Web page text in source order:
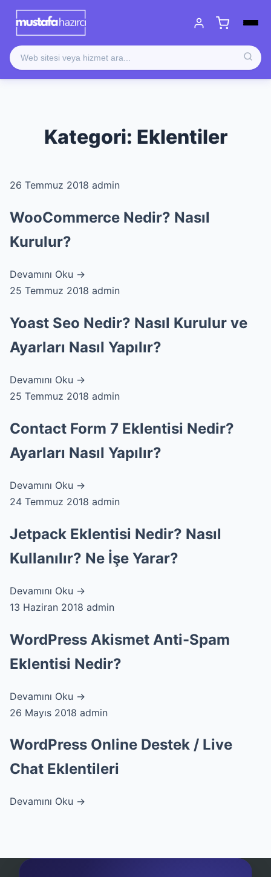
Kategori: Eklentiler
26 Temmuz 2018 admin
WooCommerce Nedir? Nasıl
Kurulur?
Devamını Oku →
25 Temmuz 2018 admin
Yoast Seo Nedir? Nasıl Kurulur ve
Ayarları Nasıl Yapılır?
Devamını Oku →
25 Temmuz 2018 admin
Contact Form 7 Eklentisi Nedir?
Ayarları Nasıl Yapılır?
Devamını Oku →
24 Temmuz 2018 admin
Jetpack Eklentisi Nedir? Nasıl
Kullanılır? Ne İşe Yarar?
Devamını Oku →
13 Haziran 2018 admin
WordPress Akismet Anti-Spam
Eklentisi Nedir?
Devamını Oku →
26 Mayıs 2018 admin
WordPress Online Destek / Live
Chat Eklentileri
Devamını Oku →